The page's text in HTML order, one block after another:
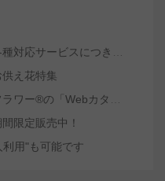
え花特集
限定販売中！
用"も可能です